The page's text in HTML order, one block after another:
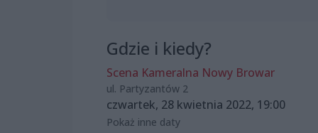
Gdzie i kiedy?
Scena Kameralna Nowy Browar
ul. Partyzantów 2
czwartek, 28 kwietnia 2022, 19:00
Pokaż inne daty